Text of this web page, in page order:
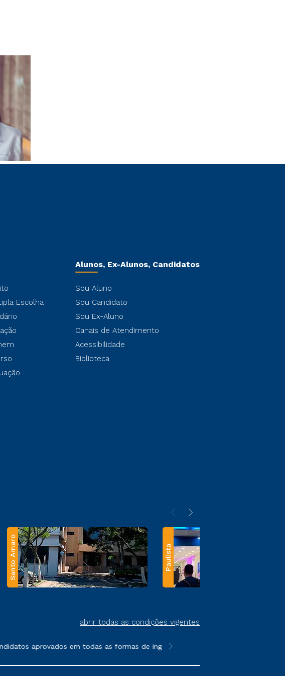
Escolha
Alunos, Ex-Alunos, Candidatos
Sou Aluno
Sou Candidato
Sou Ex-Aluno
Canais de Atendimento
Acessibilidade
Biblioteca
Santo Amaro Paulista
abrir todas as condições vigentes
aprovados em todas as formas de ingresso, exceto na prova on-line ou
**Semipresencial e EAD são